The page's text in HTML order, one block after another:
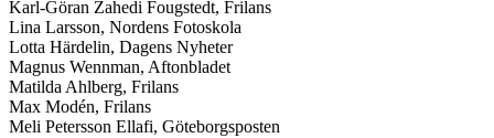
Karl-Göran Zahedi Fougstedt, Frilans
Lina Larsson, Nordens Fotoskola
Lotta Härdelin, Dagens Nyheter
Magnus Wennman, Aftonbladet
Matilda Ahlberg, Frilans
Max Modén, Frilans
Meli Petersson Ellafi, Göteborgsposten